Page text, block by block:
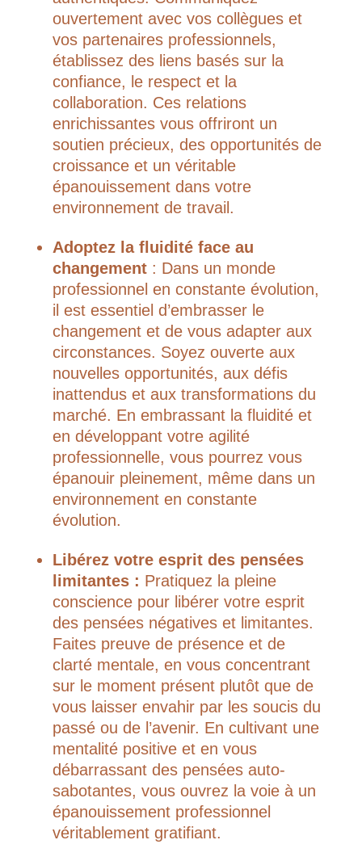
ouvertement avec vos collègues et
vos partenaires professionnels,
établissez des liens basés sur la
confiance, le respect et la
collaboration. Ces relations
enrichissantes vous offriront un
soutien précieux, des opportunités de
croissance et un véritable
épanouissement dans votre
environnement de travail.
Adoptez la fluidité face au
changement: Dans un monde
professionnel en constante évolution,
il est essentiel d’embrasser le
changement et de vous adapter aux
circonstances. Soyez ouverte aux
nouvelles opportunités, aux défis
inattendus et aux transformations du
marché. En embrassant la fluidité et
en développant votre agilité
professionnelle, vous pourrez vous
épanouir pleinement, même dans un
environnement en constante
évolution.
Libérez votre esprit des pensées
limitantes : Pratiquez la pleine
conscience pour libérer votre esprit
des pensées négatives et limitantes.
Faites preuve de présence et de
clarté mentale, en vous concentrant
sur le moment présent plutôt que de
vous laisser envahir par les soucis du
passé ou de l’avenir. En cultivant une
mentalité positive et en vous
débarrassant des pensées auto-
sabotantes, vous ouvrez la voie à un
épanouissement professionnel
véritablement gratifiant.